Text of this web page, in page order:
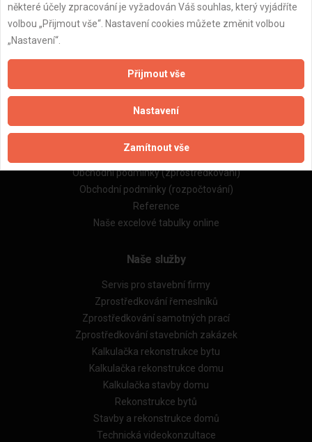
Aktualizováno z portálu ARES dne 31.12.2024 08:30:09
Důležité informace
Obchodní podmínky (zprostředkování)
Obchodní podmínky (rozpočtování)
Reference
Naše excelové tabulky online
Naše služby
Servis pro stavební firmy
Zprostředkování řemeslníků
Zprostředkování samotných prací
Zprostředkování stavebních zakázek
Kalkulačka rekonstrukce bytu
Kalkulačka rekonstrukce domu
Kalkulačka stavby domu
Rekonstrukce bytů
Stavby a rekonstrukce domů
Technická videokonzultace
některé účely zpracování je vyžadován Váš souhlas, který vyjádříte
volbou „Přijmout vše“. Nastavení cookies můžete změnit volbou
„Nastavení“.
Přijmout vše
Nastavení
Zamítnout vše